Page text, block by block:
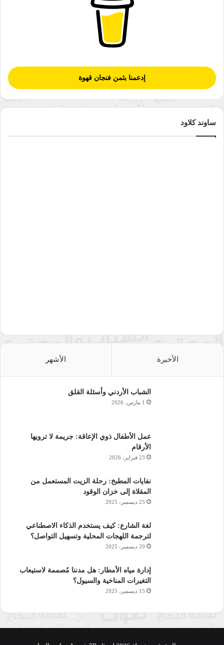
إدعمنا بثمن فنجان قهوة
ساوند كلاود
الأخيرة الأشهر
الشباب الأردني وأسئلة القلق
1 مارس، 2026
عمل الأطفال ذوي الإعاقة: جريمة لا ترويها
الأرقام
23 فبراير، 2026
نفايات المطبخ: رحلة الزيت المستعمل من
المقلاة إلى خزان الوقود
25 ديسمبر، 2025
لغة الشارع: كيف يستخدم الذكاء الاصطناعي
لترجمة اللهجات المحلية وتسهيل التواصل؟
20 ديسمبر، 2025
إدارة مياه الأمطار: هل مدننا مُصممة لاستيعاب
التغيرات المناخية والسيول؟
15 ديسمبر، 2025